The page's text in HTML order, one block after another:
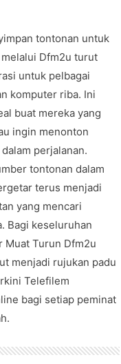
tontonan untuk
Dfm2u turut
untuk pelbagai
komputer riba. Ini
buat mereka yang
ingin menonton
perjalanan.
tontonan dalam
terus menjadi
yang mencari
Bagi keseluruhan
Muat Turun Dfm2u
menjadi rujukan padu
Telefilem
bagi setiap peminat